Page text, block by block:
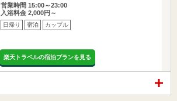
営業時間 15:00～23:00
入浴料金 2,000円～
日帰り 宿泊 カップル
楽天トラベルの宿泊プランを見る